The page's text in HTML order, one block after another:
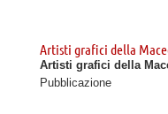
Artisti grafici della
Artisti grafici della
Pubblicazione